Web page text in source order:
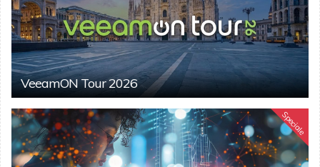
VeeamON Tour 2026
Speciale